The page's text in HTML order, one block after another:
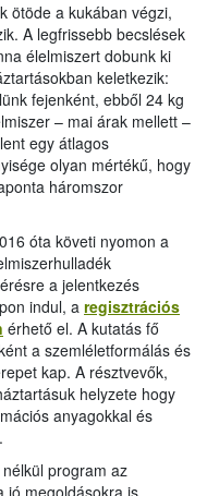
ötöde a kukában végzi,
A legfrissebb becslések
élelmiszert dobunk ki
keletkezik:
fejenként, ebből 24 kg
– mai árak mellett –
egy átlagos
olyan mértékű, hogy
háromszor
óta követi nyomon a
a jelentkezés
indul, a regisztrációs
érhető el. A kutatás fő
a szemléletformálás és
kap. A résztvevők,
helyzete hogy
anyagokkal és
program az